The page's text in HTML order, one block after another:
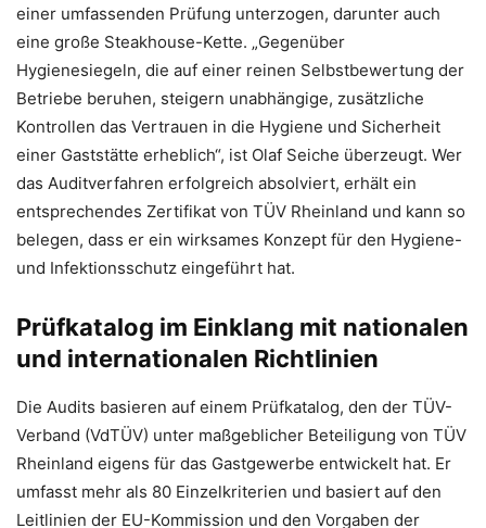
einer umfassenden Prüfung unterzogen, darunter auch
eine große Steakhouse-Kette. „Gegenüber
Hygienesiegeln, die auf einer reinen Selbstbewertung der
Betriebe beruhen, steigern unabhängige, zusätzliche
Kontrollen das Vertrauen in die Hygiene und Sicherheit
einer Gaststätte erheblich“, ist Olaf Seiche überzeugt. Wer
das Auditverfahren erfolgreich absolviert, erhält ein
entsprechendes Zertifikat von TÜV Rheinland und kann so
belegen, dass er ein wirksames Konzept für den Hygiene-
und Infektionsschutz eingeführt hat.
Prüfkatalog im Einklang mit nationalen
und internationalen Richtlinien
Die Audits basieren auf einem Prüfkatalog, den der TÜV-
Verband (VdTÜV) unter maßgeblicher Beteiligung von TÜV
Rheinland eigens für das Gastgewerbe entwickelt hat. Er
umfasst mehr als 80 Einzelkriterien und basiert auf den
Leitlinien der EU-Kommission und den Vorgaben der